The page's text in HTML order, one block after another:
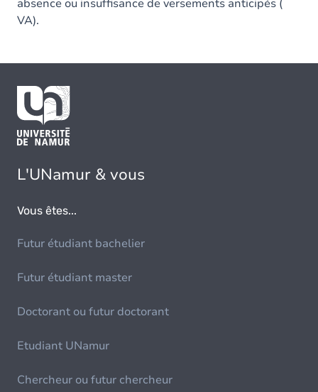
absence ou insuffisance de versements anticipés (
VA).
L'UNamur & vous
Vous êtes...
Futur étudiant bachelier
Futur étudiant master
Doctorant ou futur doctorant
Etudiant UNamur
Chercheur ou futur chercheur